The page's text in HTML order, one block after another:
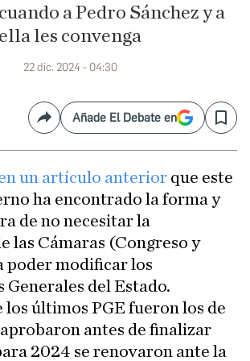
a Pedro Sánchez y a
ella les convenga
22 dic. 2024 - 04:30
CompartirAñade El Debate en Save
un artículo anterior que este
ha encontrado la forma y
de no necesitar la
las Cámaras (Congreso y
poder modificar los
Generales del Estado.
los últimos PGE fueron los de
antes de finalizar
2024 se renovaron ante la